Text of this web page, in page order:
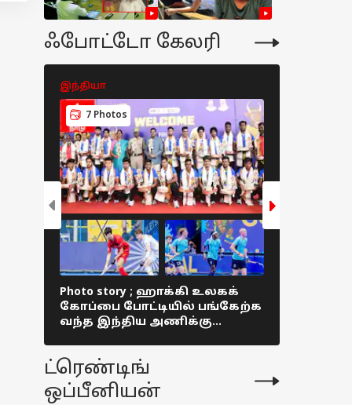
ஃபோட்டோ கேலரி
இந்தியா
7 Photos
Photo story ; ஹாக்கி உலகக்
கோப்பை போட்டியில் பங்கேற்க
வந்த இந்திய அணிக்கு
ட்ரெண்டிங்
ஒப்பீனியன்